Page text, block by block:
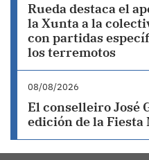
Rueda destaca el
la Xunta a la
con partidas
los terremotos
08/08/2026
El conselleiro José
edición de la Fiesta